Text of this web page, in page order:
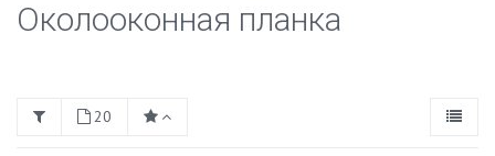
Околооконная планка
20